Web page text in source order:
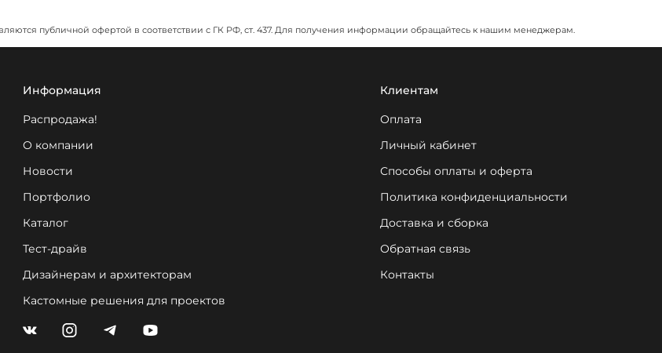
публичной офертой в соответствии с ГК РФ, ст. 437. Для получения информации обращайтесь к нашим менеджерам.
Информация
Распродажа!
О компании
Новости
Портфолио
Каталог
Тест-драйв
Дизайнерам и архитекторам
Кастомные решения для проектов
Клиентам
Оплата
Личный кабинет
Способы оплаты и оферта
Политика конфиденциальности
Доставка и сборка
Обратная связь
Контакты